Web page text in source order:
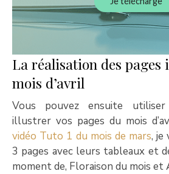
La réalisation des pages
mois d’avril
Vous pouvez ensuite
illustrer vos pages du mois
vidéo Tuto 1 du mois de mars, je
3 pages avec leurs tableaux et
moment de, Floraison du mois et